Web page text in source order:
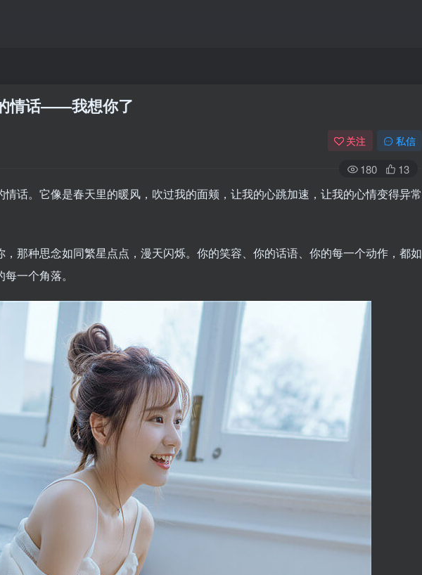
情话——我想你了
关注 私信
180 13
话。它像是春天里的暖风，吹过我的面颊，让我的心跳加速，让我的心情变得异常
那种思念如同繁星点点，漫天闪烁。你的笑容、你的话语、你的每一个动作，都如
一个角落。